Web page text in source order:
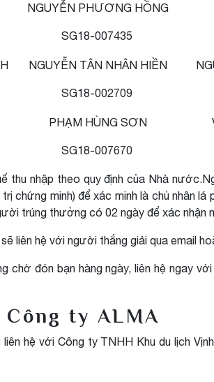
NGUYỄN PHƯƠNG HỒNG
SG18-007435
NGUYỄN TÂN NHÂN HIỀN
SG18-002709
PHẠM HÙNG SƠN
SG18-007670
thu nhập theo quy định của Nhà
chứng minh) để xác minh là chủ nhân
trúng thưởng có 02 ngày để xác
liên hệ với người thắng giải qua email
chờ đón bạn hàng ngày, liên hệ ngay
ty ALMA
hệ với Công ty TNHH Khu du lịch